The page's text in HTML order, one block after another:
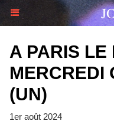
A PARIS LE
MERCREDI
(UN)
1er août 2024